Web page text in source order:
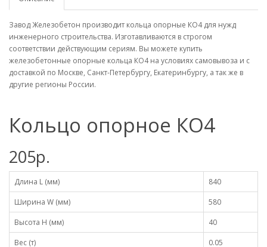
Завод Железобетон производит кольца опорные КО4 для нужд
инженерного строительства. Изготавливаются в строгом
соответствии действующим сериям. Вы можете купить
железобетонные опорные кольца КО4 на условиях самовывоза и с
доставкой по Москве, Санкт-Петербургу, Екатеринбургу, а так же в
другие регионы России.
Кольцо опорное КО4
205р.
Длина L (мм)
840
Ширина W (мм)
580
Высота H (мм)
40
Вес (т)
0.05